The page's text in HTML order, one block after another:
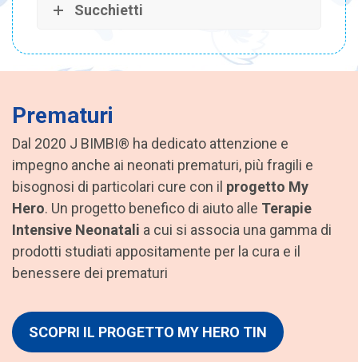
Succhietti
Prematuri
Dal 2020 J BIMBI® ha dedicato attenzione e
impegno anche ai neonati prematuri, più fragili e
bisognosi di particolari cure con il progetto My
Hero. Un progetto benefico di aiuto alle Terapie
Intensive Neonatali a cui si associa una gamma di
prodotti studiati appositamente per la cura e il
benessere dei prematuri
SCOPRI IL PROGETTO MY HERO TIN